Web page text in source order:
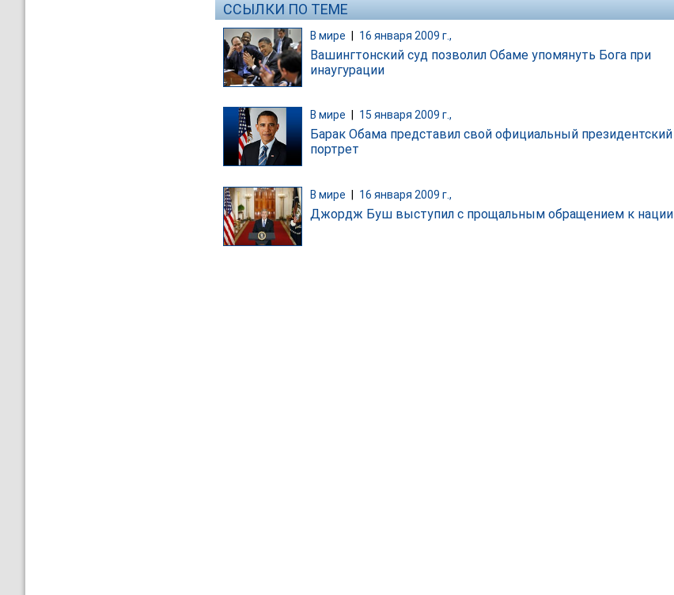
ССЫЛКИ ПО ТЕМЕ
В мире 16 января 2009 г.,
Вашингтонский суд позволил Обаме упомянуть Бога при
инаугурации
В мире 15 января 2009 г.,
Барак Обама представил свой официальный президентский
портрет
В мире | 16 января 2009 г.,
Джордж Буш выступил с прощальным обращением к нации